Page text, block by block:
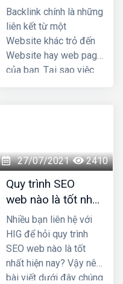
thành công và giúp bạn
tăng doanh thu - lợi
nhuận đáng kể.
trọng trong Seo ?
Backlink chính là những
liên kết từ một
Website khác trỏ đến
Website hay web page
của bạn. Tại sao việc
27/07/2021 2410
Quy trình SEO
web nào là tốt nhất
hiện nay?
Nhiều bạn liên hệ với
HIG để hỏi quy trình
SEO web nào là tốt
nhất hiện nay? Vậy nên
bài viết dưới đây chúng